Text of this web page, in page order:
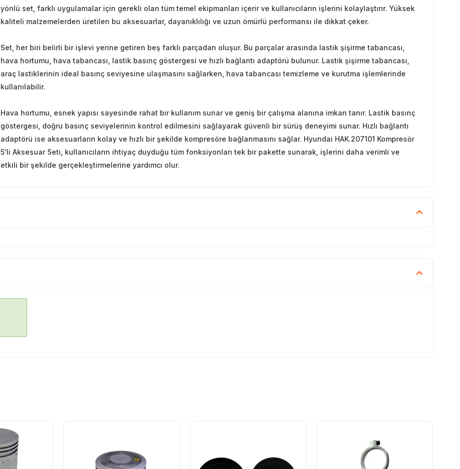
yönlü set, farklı uygulamalar için gerekli olan tüm temel ekipmanları içerir ve kullanıcıların işlerini kolaylaştırır. Yüksek
kaliteli malzemelerden üretilen bu aksesuarlar, dayanıklılığı ve uzun ömürlü performansı ile dikkat çeker.
Set, her biri belirli bir işlevi yerine getiren beş farklı parçadan oluşur. Bu parçalar arasında lastik şişirme tabancası,
hava hortumu, hava tabancası, lastik basınç göstergesi ve hızlı bağlantı adaptörü bulunur. Lastik şişirme tabancası,
araç lastiklerinin ideal basınç seviyesine ulaşmasını sağlarken, hava tabancası temizleme ve kurutma işlemlerinde
kullanılabilir.
Hava hortumu, esnek yapısı sayesinde rahat bir kullanım sunar ve geniş bir çalışma alanına imkan tanır. Lastik basınç
göstergesi, doğru basınç seviyelerinin kontrol edilmesini sağlayarak güvenli bir sürüş deneyimi sunar. Hızlı bağlantı
adaptörü ise aksesuarların kolay ve hızlı bir şekilde kompresöre bağlanmasını sağlar. Hyundai HAK.207101 Kompresör
5'li Aksesuar Seti, kullanıcıların ihtiyaç duyduğu tüm fonksiyonları tek bir pakette sunarak, işlerini daha verimli ve
etkili bir şekilde gerçekleştirmelerine yardımcı olur.